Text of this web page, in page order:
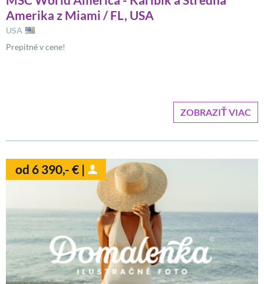
Amerika z Miami / FL, USA
USA
Prepitné v cene!
ZOBRAZIŤ VIAC
od 6 390,- € |